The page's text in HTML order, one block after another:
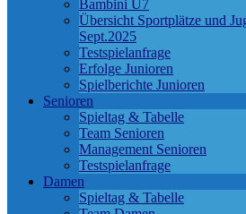
Bambini U7
Übersicht Sportplätze und
Sept.2025
Testspielanfrage
Erfolge Junioren
Spielberichte Junioren
Senioren
Spieltag & Tabelle
Team Senioren
Management Senioren
Testspielanfrage
Damen
Spieltag & Tabelle